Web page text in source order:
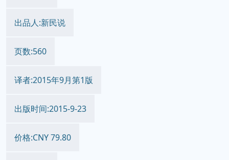
出品人:新民说
页数:560
译者:2015年9月第1版
出版时间:2015-9-23
价格:CNY 79.80